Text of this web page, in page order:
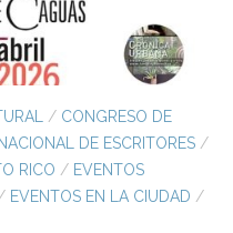
/ CONGRESO DE
DE ESCRITORES /
RICO / EVENTOS
EVENTOS EN LA CIUDAD /